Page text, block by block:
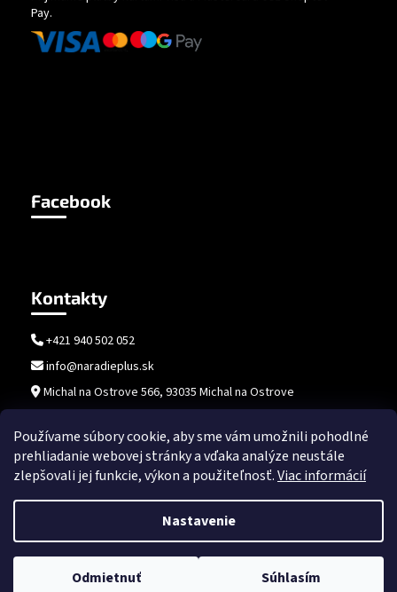
Používame súbory cookie, aby sme vám umožnili pohodlné
prehliadanie webovej stránky a vďaka analýze neustále
zlepšovali jej funkcie, výkon a použiteľnosť.Viac informácií
Nastavenie
Odmietnuť Súhlasím
Pay.
Facebook
Kontakty
+421 940 502 052
info@naradieplus.sk
Michal na Ostrove 566, 93035 Michal na Ostrove
Copyright 2026naradieplus.sk. Všetky práva vyhradené.Upraviť